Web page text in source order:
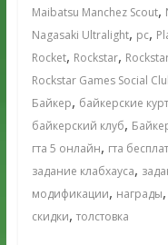
Maibatsu Manchez Scout,
Nagasaki Ultralight, pc,
Rocket, Rockstar,
Rockstar Games Social
Байкер, байкерские
байкерский клуб,
гта 5 онлайн, гта
задание клабхауса,
модификации, награды,
скидки, толстовка